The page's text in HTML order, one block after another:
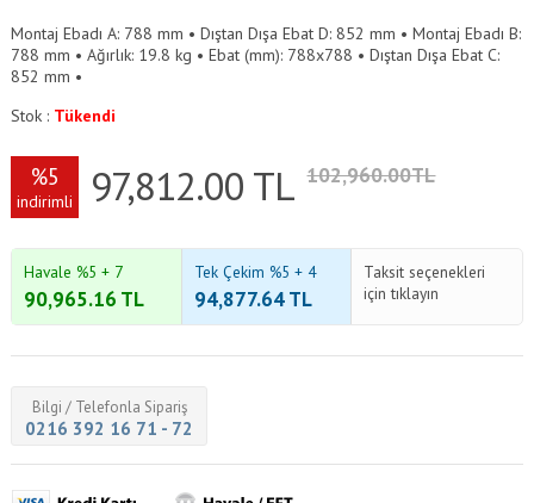
Montaj Ebadı A: 788 mm • Dıştan Dışa Ebat D: 852 mm • Montaj Ebadı B:
788 mm • Ağırlık: 19.8 kg • Ebat (mm): 788x788 • Dıştan Dışa Ebat C:
852 mm •
Stok : Tükendi
%5
indirimli 97,812.00 TL 102,960.00TL
Havale %5 + 7
90,965.16 TL
Tek Çekim %5 + 4
94,877.64TL
Taksit seçenekleri
için tıklayın
Bilgi / Telefonla Sipariş
0216 392 16 71 - 72